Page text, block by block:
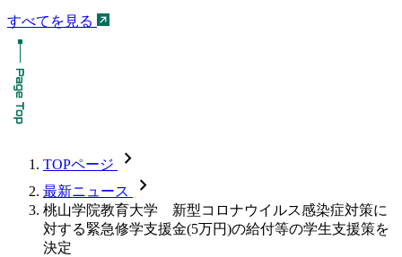
すべてを見る
TOPページ chevron_forward
最新ニュース chevron_forward
桃山学院教育大学 新型コロナウイルス感染症対策に
対する緊急修学支援金(5万円)の給付等の学生支援策を
決定